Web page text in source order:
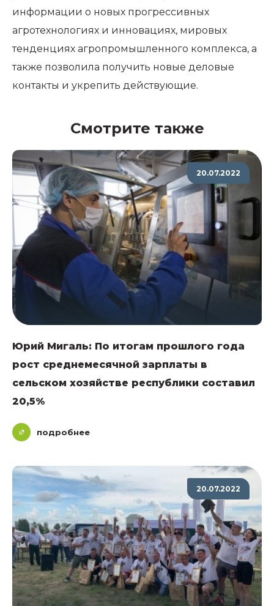
информации о новых прогрессивных
агротехнологиях и инновациях, мировых
тенденциях агропромышленного комплекса, а
также позволила получить новые деловые
контакты и укрепить действующие.
Смотрите также
20.07.2022
Юрий Мигаль: По итогам прошлого года
рост среднемесячной зарплаты в
сельском хозяйстве республики составил
20,5%
подробнее
20.07.2022